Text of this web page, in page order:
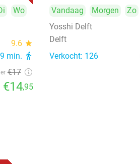
Wo
9.6 star
9 min. directions_walk
€17
€14,95
Vandaag Morgen Zo
Yosshi Delft
Delft
Verkocht: 126